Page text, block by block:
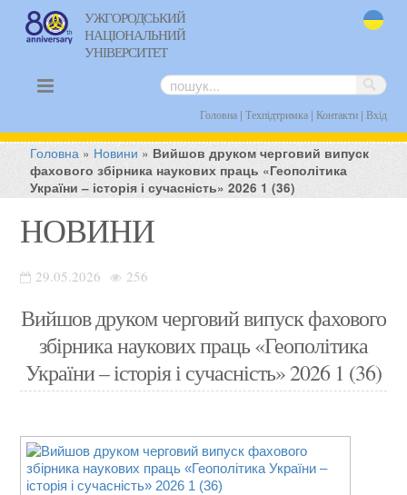
УЖГОРОДСЬКИЙ
НАЦІОНАЛЬНИЙ
УНІВЕРСИТЕТ
Головна| Техпідтримка| Контакти| Вхід
Головна » Новини » Вийшов друком черговий випуск
фахового збірника наукових праць «Геополітика
України – історія і сучасність» 2026 1 (36)
НОВИНИ
29.05.2026 256
Вийшов друком черговий випуск фахового
збірника наукових праць «Геополітика
України – історія і сучасність» 2026 1 (36)